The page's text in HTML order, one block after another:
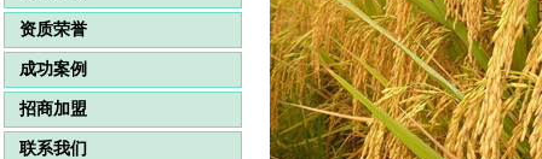
资质荣誉
成功案例
招商加盟
联系我们